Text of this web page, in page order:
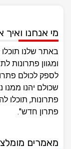
מי אנחנו ואיך
באתר שלנו
ומגוון פתרונות
לספק לכולם
שכולם יהנו ממנו
פתרונות, תוכלו
פתרון חדש".
מאמרים